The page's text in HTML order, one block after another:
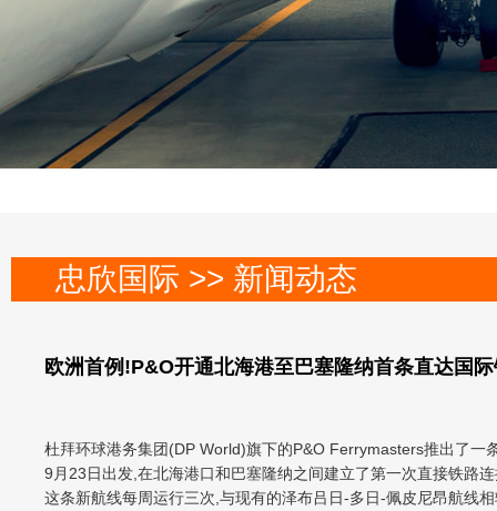
忠欣国际 >> 新闻动态
欧洲首例!P&O开通北海港至巴塞隆纳首条直达国
杜拜环球港务集团(DP World)旗下的P&O Ferrymasters推出了
9月23日出发,在北海港口和巴塞隆纳之间建立了第一次直接铁路
这条新航线每周运行三次,与现有的泽布吕日-多日-佩皮尼昂航线